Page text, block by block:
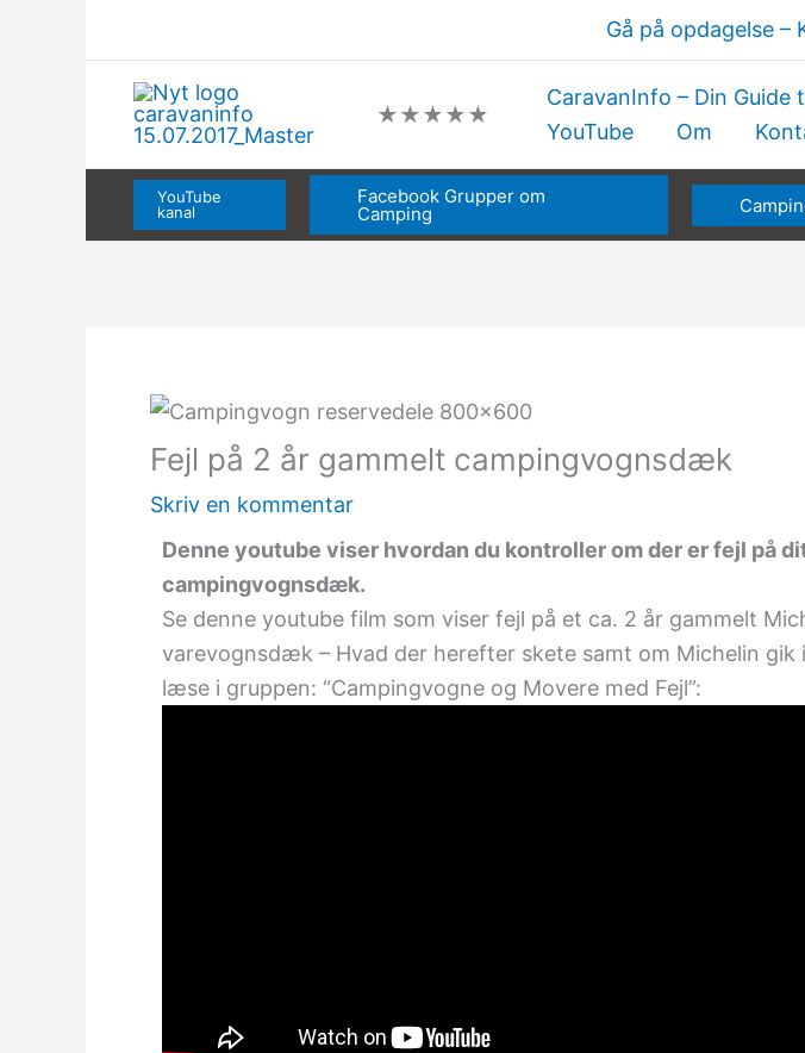
Gå på opdagelse –
★★★★★
CaravanInfo – Din Guide
YouTube
Om
YouTube
kanal
Facebook Grupper om
Camping
Fejl på 2 år gammelt campingvognsdæk
Skriv en kommentar
Denne youtube viser hvordan du kontroller om der er fejl på
campingvognsdæk.
Se denne youtube film som viser fejl på et ca. 2 år gammelt
varevognsdæk – Hvad der herefter skete samt om Michelin gik
læse i gruppen: “Campingvogne og Movere med Fejl”: